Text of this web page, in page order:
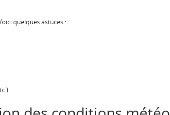
quelques astuces :